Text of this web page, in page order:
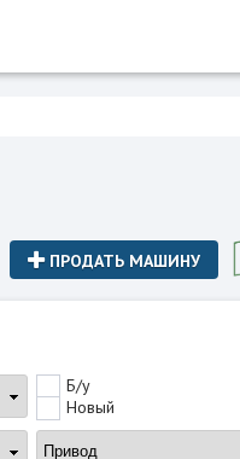
ПРОДАТЬ МАШИНУ
Б/у
Новый